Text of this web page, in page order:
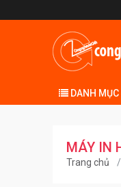
DANH MỤC
MÁY IN
Trang chủ